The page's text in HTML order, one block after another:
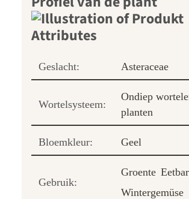
Geslacht: Asteraceae
Wortelsysteem:
Ondiep
planten
Bloemkleur: Geel
Gebruik:
Groente
Wintergemüse